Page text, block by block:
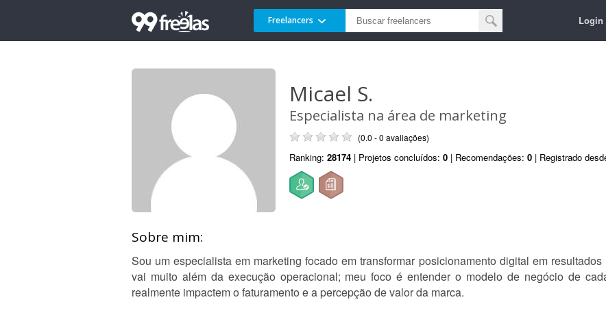
Freelancers Login
Micael S.
Especialista na área de marketing
(0.0 - 0 avaliações)
Ranking: 28174 | Projetos concluídos: 0 | Recomendações: 0 | Registrado
Sobre mim:
Sou um especialista em marketing focado em transformar posicionamento digital em
vai muito além da execução operacional; meu foco é entender o modelo de negócio de
realmente impactem o faturamento e a percepção de valor da marca.